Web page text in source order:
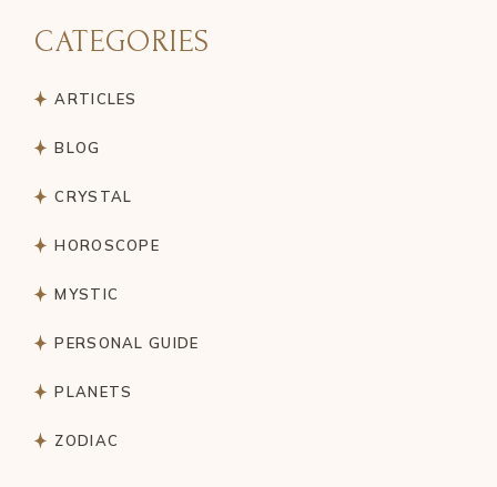
CATEGORIES
ARTICLES
BLOG
CRYSTAL
HOROSCOPE
MYSTIC
PERSONAL GUIDE
PLANETS
ZODIAC